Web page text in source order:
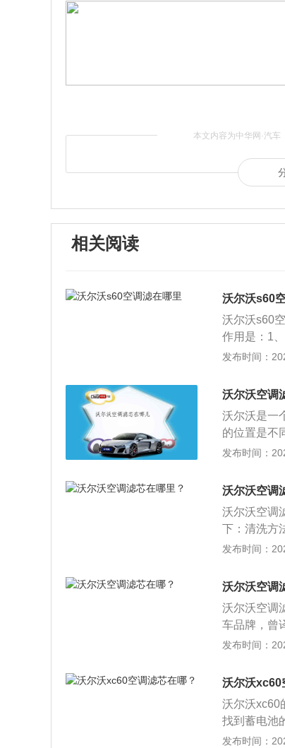
本文内容为中华网·汽车
相关阅读
沃尔沃s60
沃尔沃s60
作用是：1
气清洁不会
需要保养，
判断。长期
的城市道路
发布时间：
沃尔沃空调
沃尔沃是一
的位置是不
套盒内侧。
开即可。3
就能看到空
沃，瑞典著
1999年，
年，中国汽
森和阿萨·
其中拉尔森
人对汽车的
授权，正式
发布时间：
沃尔沃空调
沃尔沃空调
下：清洗方
握住气枪，
否则很容易
气性能。滤
好的空气环
发布时间：
沃尔沃空调
沃尔沃空调
车品牌，曾
先的商业运
S80、
其外观采用
设计，搭载
全、互联和
发布时间：
沃尔沃xc60
沃尔沃xc60
找到蓄电池
作用：1、
发布时间：